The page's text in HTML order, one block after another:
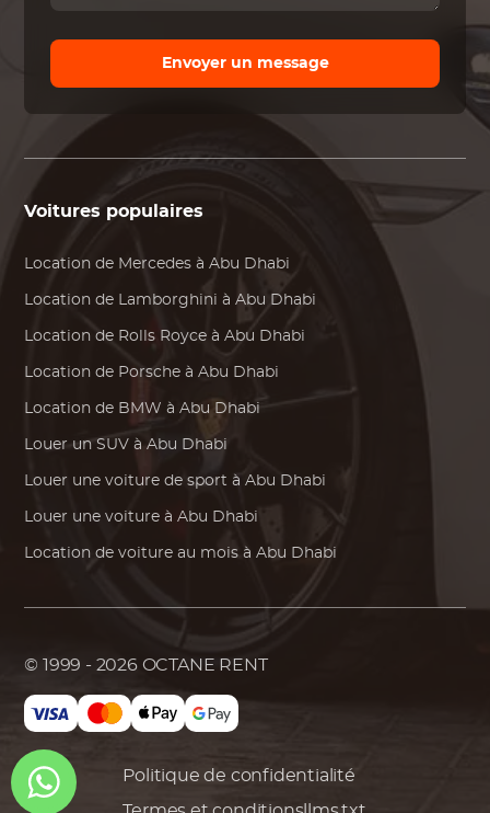
Envoyer un message
Voitures populaires
Location de Mercedes à Abu Dhabi
Location de Lamborghini à Abu Dhabi
Location de Rolls Royce à Abu Dhabi
Location de Porsche à Abu Dhabi
Location de BMW à Abu Dhabi
Louer un SUV à Abu Dhabi
Louer une voiture de sport à Abu Dhabi
Louer une voiture à Abu Dhabi
Location de voiture au mois à Abu Dhabi
© 1999 - 2026 OCTANE RENT
Politique de confidentialité